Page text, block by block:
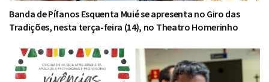
Banda de Pífanos Esquenta Muié se apresenta no Giro das
Tradições, nesta terça-feira (14), no Theatro Homerinho